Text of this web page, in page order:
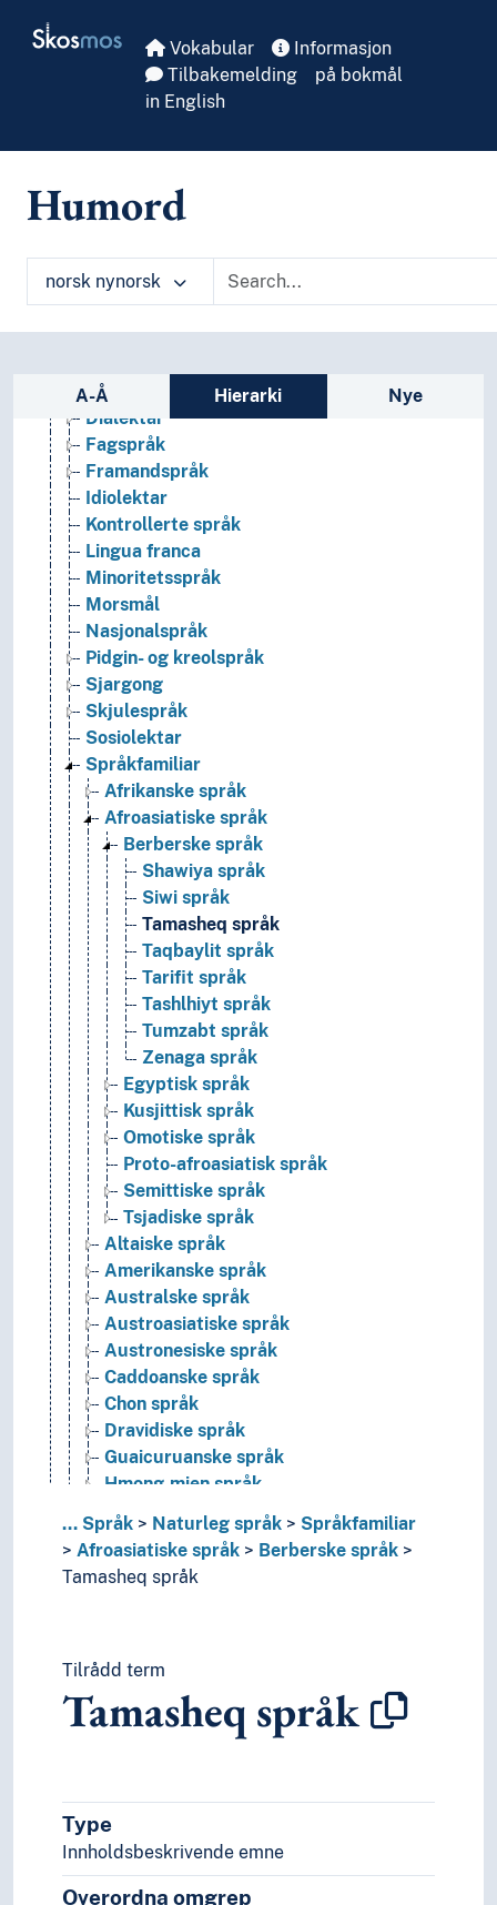
Skosmos Vokabular
Informasjon
Tilbakemelding
på bokmål
in English
Humord
norsk nynorsk
Sidefelt: navigér i vokabularet
A-Å Hierarki Nye
Språk
Naturleg språk
(språk etter brukar)
(språk etter medium)
(språk etter morfologisk struktur)
Blanda språk
Dialektar
Fagspråk
Framandspråk
Idiolektar
Kontrollerte språk
Lingua franca
Minoritetsspråk
Morsmål
Nasjonalspråk
Pidgin- og kreolspråk
Sjargong
Skjulespråk
Sosiolektar
Språkfamiliar
Afrikanske språk
Afroasiatiske språk
Berberske språk
Shawiya språk
Siwi språk
Tamasheq språk
Taqbaylit språk
Tarifit språk
Tashlhiyt språk
Tumzabt språk
Zenaga språk
Egyptisk språk
Kusjittisk språk
Omotiske språk
Proto-afroasiatisk språk
Semittiske språk
Tsjadiske språk
Altaiske språk
Amerikanske språk
Australske språk
Austroasiatiske språk
Austronesiske språk
Caddoanske språk
Chon språk
Dravidiske språk
Guaicuruanske språk
Hmong-mien språk
Indoeuropeiske språk
Japoniske språk
Kakua-Nukakan språk
Karibiske språk
Mataguyanske språk
Munda språk (Språkfamilie)
Nostratiske hypotese
Papuanske språk
Sinotibetanske språk
Språkisolat
... Språk Naturleg språk
Språkfamiliar
Afroasiatiske språk
Berberske språk
Tamasheq språk
Tilrådd term
Tamasheq språk
Type
Innholdsbeskrivende emne
Overordna omgrep